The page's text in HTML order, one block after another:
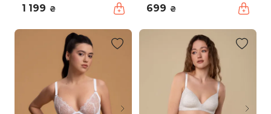
1 199 ₴ 699 ₴